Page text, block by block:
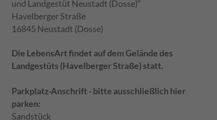
und Landgestüt Neustadt (Dosse)“
Havelberger Straße
16845 Neustadt (Dosse)
Die LebensArt findet auf dem Gelände des
Landgestüts (Havelberger Straße) statt.
Parkplatz-Anschrift - bitte ausschließlich hier
parken:
Sandstück